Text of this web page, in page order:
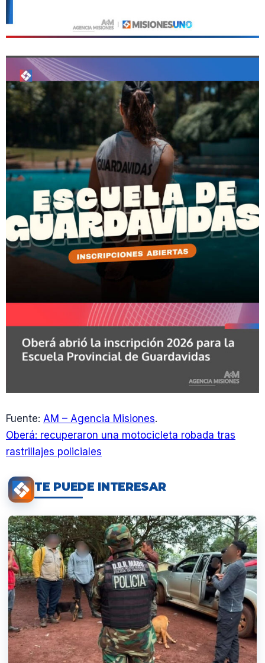
Fuente: AM – Agencia Misiones.
Oberá: recuperaron una motocicleta robada tras
rastrillajes policiales
TE PUEDE INTERESAR